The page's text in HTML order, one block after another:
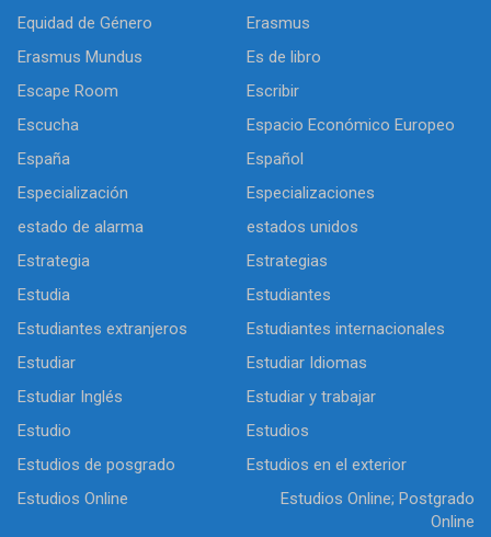
Equidad de Género
Erasmus
Erasmus Mundus
Es de libro
Escape Room
Escribir
Escucha
Espacio Económico Europeo
España
Español
Especialización
Especializaciones
estado de alarma
estados unidos
Estrategia
Estrategias
Estudia
Estudiantes
Estudiantes extranjeros
Estudiantes internacionales
Estudiar
Estudiar Idiomas
Estudiar Inglés
Estudiar y trabajar
Estudio
Estudios
Estudios de posgrado
Estudios en el exterior
Estudios Online
Estudios Online; Postgrado
Online